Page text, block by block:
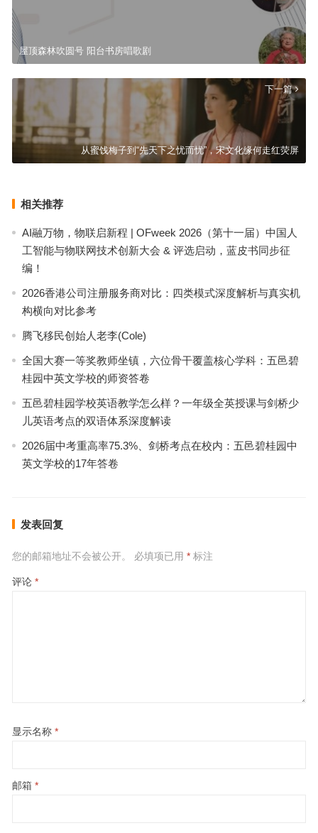
屋顶森林吹圆号 阳台书房唱歌剧
下一篇
从蜜饯梅子到“先天下之忧而忧”，宋文化缘何走红荧屏
相关推荐
AI融万物，物联启新程 | OFweek 2026（第十一届）中国人
工智能与物联网技术创新大会 & 评选启动，蓝皮书同步征
编！
2026香港公司注册服务商对比：四类模式深度解析与真实机
构横向对比参考
腾飞移民创始人老李(Cole)
全国大赛一等奖教师坐镇，六位骨干覆盖核心学科：五邑碧
桂园中英文学校的师资答卷
五邑碧桂园学校英语教学怎么样？一年级全英授课与剑桥少
儿英语考点的双语体系深度解读
2026届中考重高率75.3%、剑桥考点在校内：五邑碧桂园中
英文学校的17年答卷
发表回复
您的邮箱地址不会被公开。 必填项已用 *标注
评论 *
显示名称 *
邮箱 *